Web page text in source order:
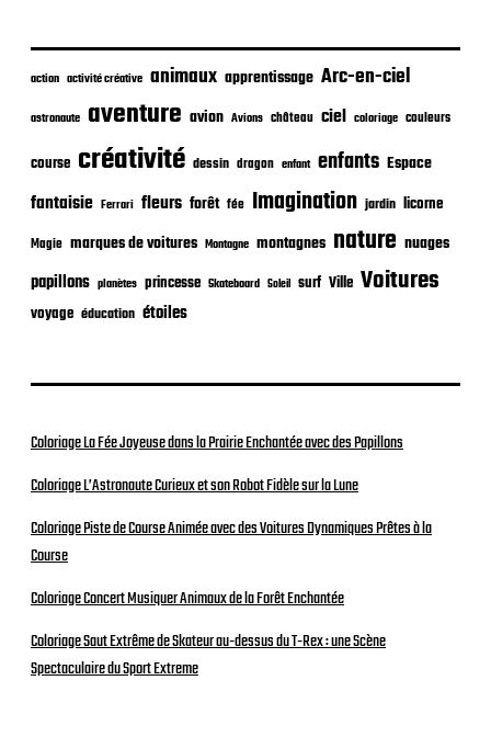
a
t
o
action activité créative animaux apprentissage Arc-en-ciel
astronaute aventure avion Avions château ciel coloriage couleurs
course créativité dessin dragon enfant enfants Espace
fantaisie Ferrari fleurs forêt fée Imagination jardin licorne
Magie marques de voitures Montagne montagnes nature nuages
papillons planètes princesse Skateboard Soleil surf Ville Voitures
voyage éducation étoiles
Coloriage La Fée Joyeuse dans la Prairie Enchantée avec des Papillons
Coloriage L’Astronaute Curieux et son Robot Fidèle sur la Lune
Coloriage Piste de Course Animée avec des Voitures Dynamiques Prêtes à la
Course
Coloriage Concert Musiquer Animaux de la Forêt Enchantée
Coloriage Saut Extrême de Skateur au-dessus du T-Rex : une Scène
Spectaculaire du Sport Extreme